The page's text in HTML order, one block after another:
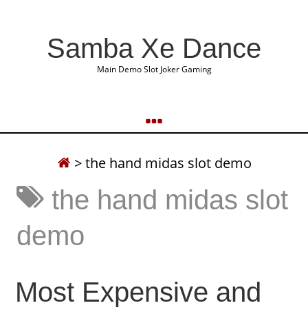
Samba Xe Dance
Main Demo Slot Joker Gaming
>the hand midas slot demo
the hand midas slot
demo
Most Expensive and